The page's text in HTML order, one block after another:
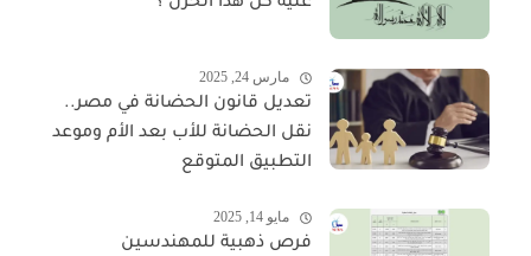
مارس 24, 2025
تعديل قانون الحضانة في مصر..
نقل الحضانة للأب بعد الأم وموعد
التطبيق المتوقع
مايو 14, 2025
فرص ذهبية للمهندسين